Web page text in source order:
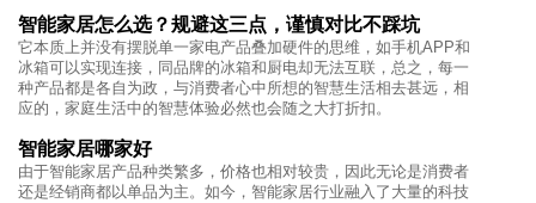
智能家居怎么选？规避这三点，谨慎对比不踩坑
它本质上并没有摆脱单一家电产品叠加硬件的思维，如手机APP和
冰箱可以实现连接，同品牌的冰箱和厨电却无法互联，总之，每一
种产品都是各自为政，与消费者心中所想的智慧生活相去甚远，相
应的，家庭生活中的智慧体验必然也会随之大打折扣。
智能家居哪家好
由于智能家居产品种类繁多，价格也相对较贵，因此无论是消费者
还是经销商都以单品为主。如今，智能家居行业融入了大量的科技